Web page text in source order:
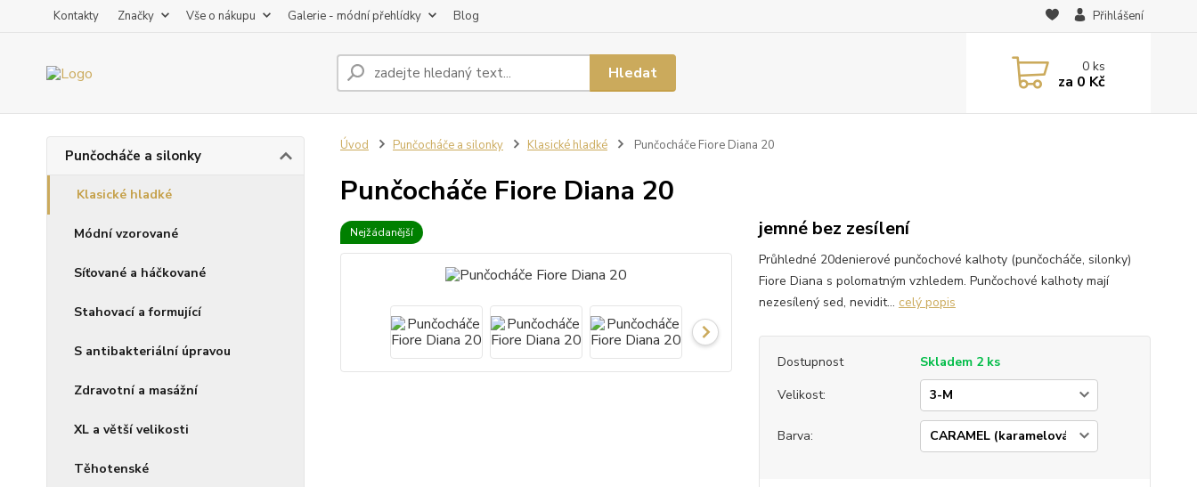
Kontakty Značky Vše o nákupu Galerie - módní přehlídky Blog Přihlášení
Hledat 0ks
za 0 Kč
Punčocháče a silonky
Klasické hladké
Módní vzorované
Síťované a háčkované
Stahovací a formující
S antibakteriální úpravou
Zdravotní a masážní
XL a větší velikosti
Těhotenské
Úvod Punčocháče a silonky Klasické hladké Punčocháče Fiore Diana 20
Punčocháče Fiore Diana 20
Nejžádanější jemné bez zesílení
Průhledné 20denierové punčochové kalhoty (punčocháče, silonky)
Fiore Diana s polomatným vzhledem. Punčochové kalhoty mají
nezesílený sed, nevidit... celý popis
Dostupnost
Skladem 2 ks
Velikost:
Barva: